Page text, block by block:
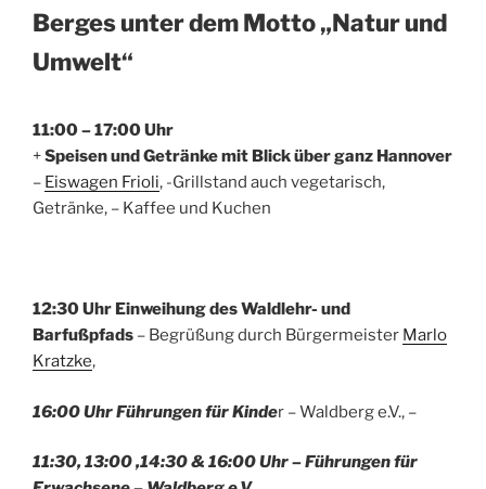
Berges unter dem Motto „Natur und
Umwelt“
11:00 – 17:00 Uhr
+Speisen und Getränke mit Blick über ganz Hannover
– Eiswagen Frioli, -Grillstand auch vegetarisch,
Getränke, – Kaffee und Kuchen
12:30 Uhr Einweihung des Waldlehr- und
Barfußpfads – Begrüßung durch Bürgermeister Marlo
Kratzke,
16:00 Uhr Führungen für Kinder – Waldberg e.V., –
11:30, 13:00 ,14:30 & 16:00 Uhr – Führungen für